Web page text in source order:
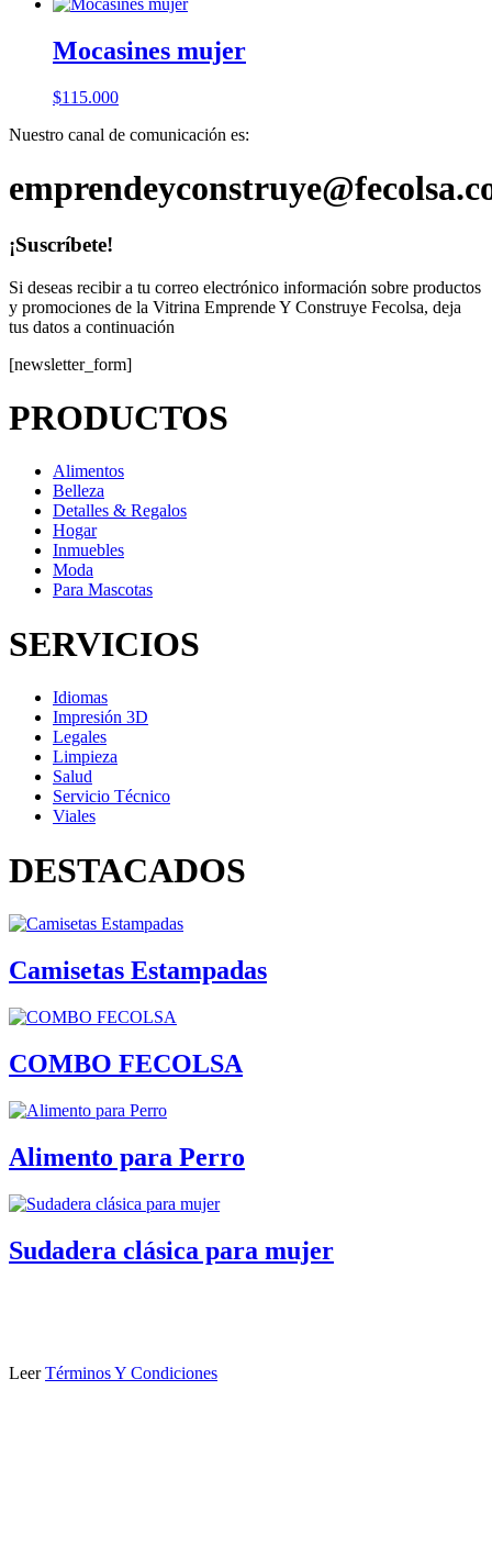
Mocasines mujer
$115.000
Nuestro canal de comunicación es:
¡Suscríbete!
Si deseas recibir a tu correo electrónico información sobre productos
y promociones de la Vitrina Emprende Y Construye Fecolsa, deja
tus datos a continuación
[newsletter_form]
PRODUCTOS
Alimentos
Belleza
Detalles & Regalos
Hogar
Inmuebles
Moda
Para Mascotas
SERVICIOS
Idiomas
Impresión 3D
Legales
Limpieza
Salud
Servicio Técnico
Viales
DESTACADOS
Camisetas Estampadas
COMBO FECOLSA
Alimento para Perro
Sudadera clásica para mujer
LeerTérminos Y Condiciones